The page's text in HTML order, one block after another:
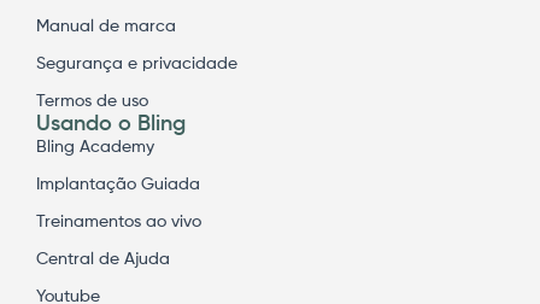
Manual de marca
Segurança e privacidade
Termos de uso
Usando o Bling
Bling Academy
Implantação Guiada
Treinamentos ao vivo
Central de Ajuda
Youtube